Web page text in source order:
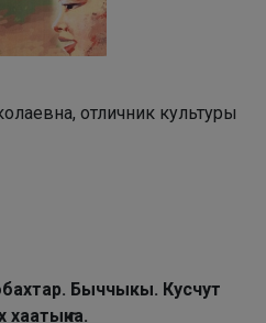
отличник культуры
Быччыкы. Кусчут